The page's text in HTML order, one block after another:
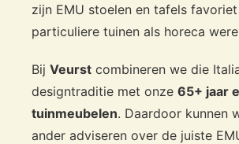
zijn EMU stoelen en tafels
particuliere tuinen als horeca
Bij Veurst combineren we die
designtraditie met onze 65+ jaar
tuinmeubelen. Daardoor kunnen
ander adviseren over de juiste